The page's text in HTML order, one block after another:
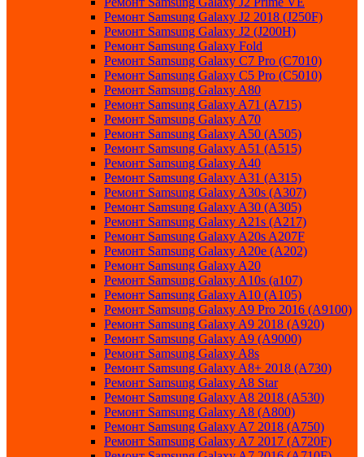
Ремонт Samsung Galaxy J2 2018 (J250F)
Ремонт Samsung Galaxy J2 (J200H)
Ремонт Samsung Galaxy Fold
Ремонт Samsung Galaxy C7 Pro (C7010)
Ремонт Samsung Galaxy C5 Pro (C5010)
Ремонт Samsung Galaxy A80
Ремонт Samsung Galaxy A71 (A715)
Ремонт Samsung Galaxy A70
Ремонт Samsung Galaxy A50 (A505)
Ремонт Samsung Galaxy A51 (A515)
Ремонт Samsung Galaxy A40
Ремонт Samsung Galaxy A31 (A315)
Ремонт Samsung Galaxy A30s (A307)
Ремонт Samsung Galaxy A30 (A305)
Ремонт Samsung Galaxy A21s (A217)
Ремонт Samsung Galaxy A20s A207F
Ремонт Samsung Galaxy A20e (A202)
Ремонт Samsung Galaxy A20
Ремонт Samsung Galaxy A10s (a107)
Ремонт Samsung Galaxy A10 (A105)
Ремонт Samsung Galaxy A9 Pro 2016 (A9100)
Ремонт Samsung Galaxy A9 2018 (A920)
Ремонт Samsung Galaxy A9 (A9000)
Ремонт Samsung Galaxy A8s
Ремонт Samsung Galaxy A8+ 2018 (A730)
Ремонт Samsung Galaxy A8 Star
Ремонт Samsung Galaxy A8 2018 (A530)
Ремонт Samsung Galaxy A8 (A800)
Ремонт Samsung Galaxy A7 2018 (A750)
Ремонт Samsung Galaxy A7 2017 (A720F)